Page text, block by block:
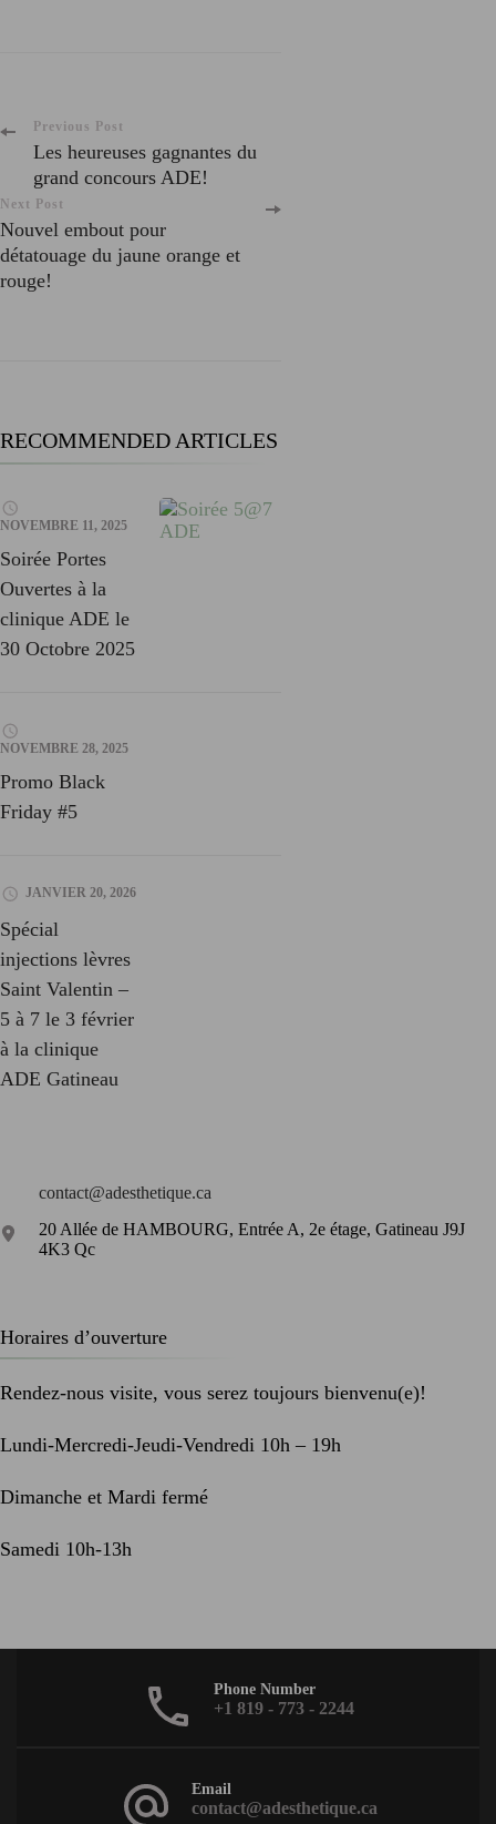
Post
Navigation
Previous Post
Les heureuses gagnantes du
grand concours ADE!
Next Post
Nouvel embout pour
détatouage du jaune orange et
rouge!
RECOMMENDED ARTICLES
NOVEMBRE 11, 2025
Soirée Portes
Ouvertes à la
clinique ADE le
30 Octobre 2025
NOVEMBRE 28, 2025
Promo Black
Friday #5
JANVIER 20, 2026
Spécial
injections lèvres
Saint Valentin –
5 à 7 le 3 février
à la clinique
ADE Gatineau
contact@adesthetique.ca
20 Allée de HAMBOURG, Entrée A, 2e étage, Gatineau J9J
4K3 Qc
Horaires d’ouverture
Rendez-nous visite, vous serez toujours bienvenu(e)!
Lundi-Mercredi-Jeudi-Vendredi 10h – 19h
Dimanche et Mardi fermé
Samedi 10h-13h
Phone Number
+1 819 - 773 - 2244
Email
contact@adesthetique.ca